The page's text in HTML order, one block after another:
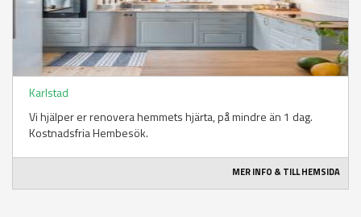
Karlstad
Vi hjälper er renovera hemmets hjärta, på mindre än 1 dag.
Kostnadsfria Hembesök.
MER INFO & TILL HEMSIDA